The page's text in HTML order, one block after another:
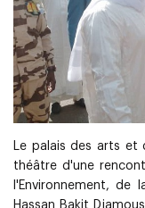
Le palais des arts et
théâtre d'une
l'Environnement, de